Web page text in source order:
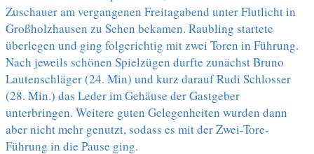
Zuschauer am vergangenen Freitagabend unter Flutlicht in
Großholzhausen zu Sehen bekamen. Raubling startete
überlegen und ging folgerichtig mit zwei Toren in Führung.
Nach jeweils schönen Spielzügen durfte zunächst Bruno
Lautenschläger (24. Min) und kurz darauf Rudi Schlosser
(28. Min.) das Leder im Gehäuse der Gastgeber
unterbringen. Weitere guten Gelegenheiten wurden dann
aber nicht mehr genutzt, sodass es mit der Zwei-Tore-
Führung in die Pause ging.